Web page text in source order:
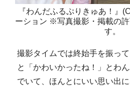
『わんだふるぷりきゅあ！』
ーション ※写真撮影・掲載の
す。
撮影タイムでは終始手を振っ
と「かわいかったね！」とわ
でいて、ほんとにいい思い出に